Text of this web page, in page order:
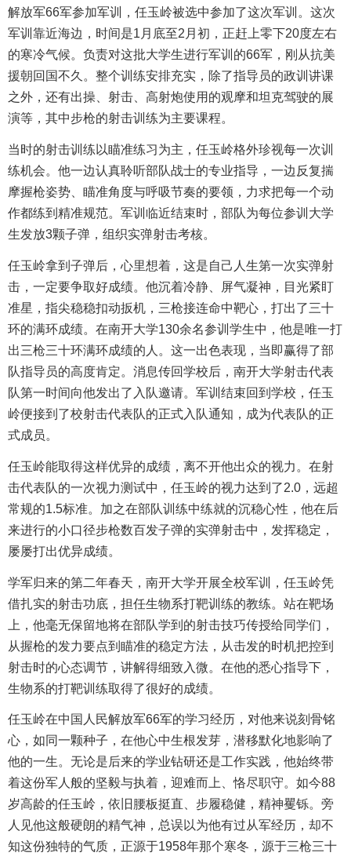
解放军66军参加军训，任玉岭被选中参加了这次军训。这次
军训靠近海边，时间是1月底至2月初，正赶上零下20度左右
的寒冷气候。负责对这批大学生进行军训的66军，刚从抗美
援朝回国不久。整个训练安排充实，除了指导员的政训讲课
之外，还有出操、射击、高射炮使用的观摩和坦克驾驶的展
演等，其中步枪的射击训练为主要课程。
当时的射击训练以瞄准练习为主，任玉岭格外珍视每一次训
练机会。他一边认真聆听部队战士的专业指导，一边反复揣
摩握枪姿势、瞄准角度与呼吸节奏的要领，力求把每一个动
作都练到精准规范。军训临近结束时，部队为每位参训大学
生发放3颗子弹，组织实弹射击考核。
任玉岭拿到子弹后，心里想着，这是自己人生第一次实弹射
击，一定要争取好成绩。他沉着冷静、屏气凝神，目光紧盯
准星，指尖稳稳扣动扳机，三枪接连命中靶心，打出了三十
环的满环成绩。在南开大学130余名参训学生中，他是唯一打
出三枪三十环满环成绩的人。这一出色表现，当即赢得了部
队指导员的高度肯定。消息传回学校后，南开大学射击代表
队第一时间向他发出了入队邀请。军训结束回到学校，任玉
岭便接到了校射击代表队的正式入队通知，成为代表队的正
式成员。
任玉岭能取得这样优异的成绩，离不开他出众的视力。在射
击代表队的一次视力测试中，任玉岭的视力达到了2.0，远超
常规的1.5标准。加之在部队训练中练就的沉稳心性，他在后
来进行的小口径步枪数百发子弹的实弹射击中，发挥稳定，
屡屡打出优异成绩。
学军归来的第二年春天，南开大学开展全校军训，任玉岭凭
借扎实的射击功底，担任生物系打靶训练的教练。站在靶场
上，他毫无保留地将在部队学到的射击技巧传授给同学们，
从握枪的发力要点到瞄准的稳定方法，从击发的时机把控到
射击时的心态调节，讲解得细致入微。在他的悉心指导下，
生物系的打靶训练取得了很好的成绩。
任玉岭在中国人民解放军66军的学习经历，对他来说刻骨铭
心，如同一颗种子，在他心中生根发芽，潜移默化地影响了
他的一生。无论是后来的学业钻研还是工作实践，他始终带
着这份军人般的坚毅与执着，迎难而上、恪尽职守。如今88
岁高龄的任玉岭，依旧腰板挺直、步履稳健，精神矍铄。旁
人见他这般硬朗的精气神，总误以为他有过从军经历，却不
知这份独特的气质，正源于1958年那个寒冬，源于三枪三十